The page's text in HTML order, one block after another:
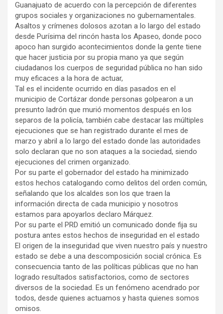
Guanajuato de acuerdo con la percepción de diferentes
grupos sociales y organizaciones no gubernamentales.
Asaltos y crímenes dolosos azotan a lo largo del estado
desde Purísima del rincón hasta los Apaseo, donde poco
apoco han surgido acontecimientos donde la gente tiene
que hacer justicia por su propia mano ya que según
ciudadanos los cuerpos de seguridad pública no han sido
muy eficaces a la hora de actuar,
Tal es el incidente ocurrido en días pasados en el
municipio de Cortázar donde personas golpearon a un
presunto ladrón que murió momentos después en los
separos de la policía, también cabe destacar las múltiples
ejecuciones que se han registrado durante el mes de
marzo y abril a lo largo del estado donde las autoridades
solo declaran que no son ataques a la sociedad, siendo
ejecuciones del crimen organizado.
Por su parte el gobernador del estado ha minimizado
estos hechos catalogando como delitos del orden común,
señalando que los alcaldes son los que traen la
información directa de cada municipio y nosotros
estamos para apoyarlos declaro Márquez.
Por su parte el PRD emitió un comunicado donde fija su
postura antes estos hechos de inseguridad en el estado
El origen de la inseguridad que viven nuestro país y nuestro
estado se debe a una descomposición social crónica. Es
consecuencia tanto de las políticas públicas que no han
logrado resultados satisfactorios, como de sectores
diversos de la sociedad. Es un fenómeno acendrado por
todos, desde quienes actuamos y hasta quienes somos
omisos.